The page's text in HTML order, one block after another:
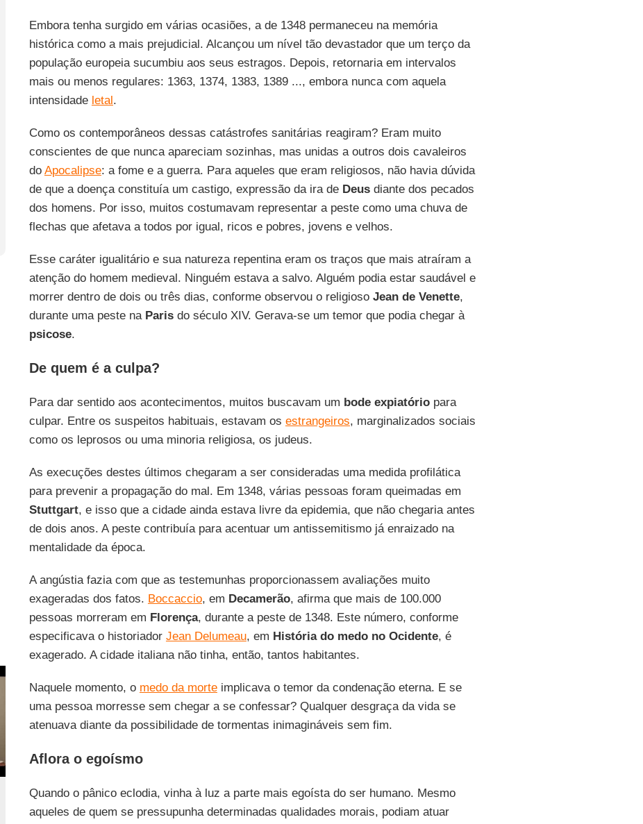
Embora tenha surgido em várias ocasiões, a de 1348 permaneceu na memória
histórica como a mais prejudicial. Alcançou um nível tão devastador que um terço da
população europeia sucumbiu aos seus estragos. Depois, retornaria em intervalos
mais ou menos regulares: 1363, 1374, 1383, 1389 ..., embora nunca com aquela
intensidade letal.
Como os contemporâneos dessas catástrofes sanitárias reagiram? Eram muito
conscientes de que nunca apareciam sozinhas, mas unidas a outros dois cavaleiros
do Apocalipse: a fome e a guerra. Para aqueles que eram religiosos, não havia dúvida
de que a doença constituía um castigo, expressão da ira de Deusdiante dos pecados
dos homens. Por isso, muitos costumavam representar a peste como uma chuva de
flechas que afetava a todos por igual, ricos e pobres, jovens e velhos.
Esse caráter igualitário e sua natureza repentina eram os traços que mais atraíram a
atenção do homem medieval. Ninguém estava a salvo. Alguém podia estar saudável e
morrer dentro de dois ou três dias, conforme observou o religioso Jean de Venette,
durante uma peste na Parisdo século XIV. Gerava-se um temor que podia chegar à
psicose.
De quem é a culpa?
Para dar sentido aos acontecimentos, muitos buscavam um bode expiatóriopara
culpar. Entre os suspeitos habituais, estavam os estrangeiros, marginalizados sociais
como os leprosos ou uma minoria religiosa, os judeus.
As execuções destes últimos chegaram a ser consideradas uma medida profilática
para prevenir a propagação do mal. Em 1348, várias pessoas foram queimadas em
Stuttgart, e isso que a cidade ainda estava livre da epidemia, que não chegaria antes
de dois anos. A peste contribuía para acentuar um antissemitismo já enraizado na
mentalidade da época.
A angústia fazia com que as testemunhas proporcionassem avaliações muito
exageradas dos fatos. Boccaccio, em Decamerão, afirma que mais de 100.000
pessoas morreram em Florença, durante a peste de 1348. Este número, conforme
especificava o historiador Jean Delumeau, em História do medo no Ocidente, é
exagerado. A cidade italiana não tinha, então, tantos habitantes.
Naquele momento, o medo da morteimplicava o temor da condenação eterna. E se
uma pessoa morresse sem chegar a se confessar? Qualquer desgraça da vida se
atenuava diante da possibilidade de tormentas inimagináveis sem fim.
Aflora o egoísmo
Quando o pânico eclodia, vinha à luz a parte mais egoísta do ser humano. Mesmo
aqueles de quem se pressupunha determinadas qualidades morais, podiam atuar